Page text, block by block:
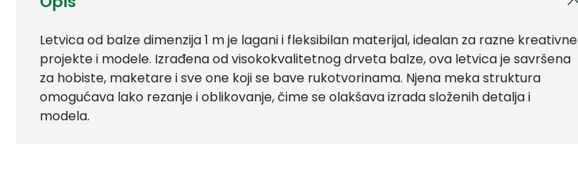
Letvica od balze dimenzija 1 m je lagani i fleksibilan materijal, idealan za razne kreativne
projekte i modele. Izrađena od visokokvalitetnog drveta balze, ova letvica je savršena
za hobiste, maketare i sve one koji se bave rukotvorinama. Njena meka struktura
omogućava lako rezanje i oblikovanje, čime se olakšava izrada složenih detalja i
modela.